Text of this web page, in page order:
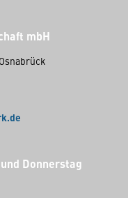
mbH
Donnerstag